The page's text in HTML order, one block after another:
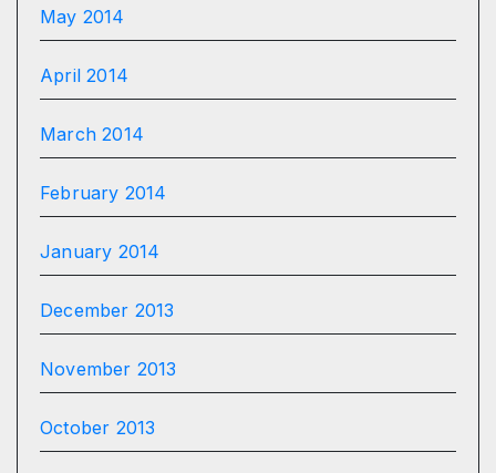
May 2014
April 2014
March 2014
February 2014
January 2014
December 2013
November 2013
October 2013